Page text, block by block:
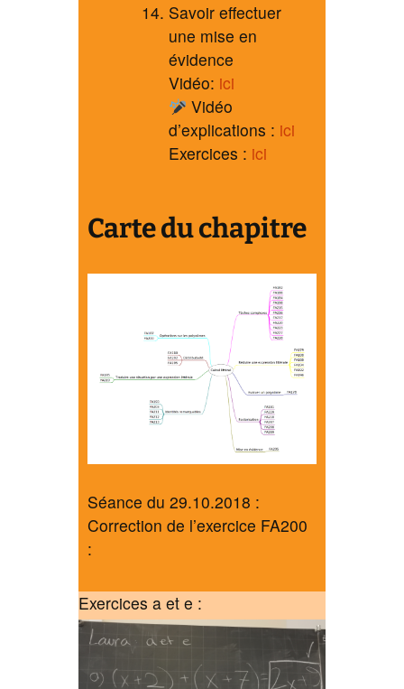
Savoir effectuer
une mise en
évidence
Vidéo: ici
Vidéo
d’explications : ici
Exercices : ici
Carte du chapitre
Séance du 29.10.2018 :
Correction de l’exercice FA200
:
Exercices a et e :